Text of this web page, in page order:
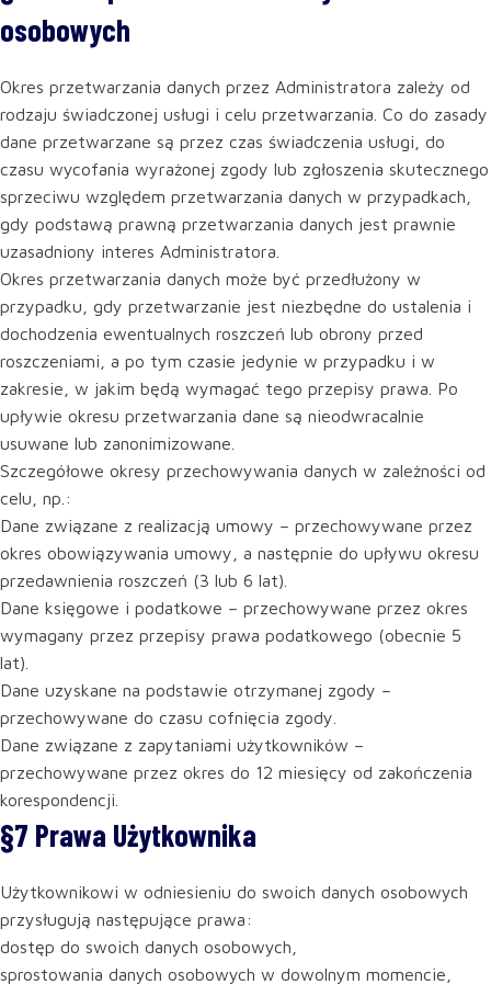
osobowych
Okres przetwarzania danych przez Administratora zależy od
rodzaju świadczonej usługi i celu przetwarzania. Co do zasady
dane przetwarzane są przez czas świadczenia usługi, do
czasu wycofania wyrażonej zgody lub zgłoszenia skutecznego
sprzeciwu względem przetwarzania danych w przypadkach,
gdy podstawą prawną przetwarzania danych jest prawnie
uzasadniony interes Administratora.
Okres przetwarzania danych może być przedłużony w
przypadku, gdy przetwarzanie jest niezbędne do ustalenia i
dochodzenia ewentualnych roszczeń lub obrony przed
roszczeniami, a po tym czasie jedynie w przypadku i w
zakresie, w jakim będą wymagać tego przepisy prawa. Po
upływie okresu przetwarzania dane są nieodwracalnie
usuwane lub zanonimizowane.
Szczegółowe okresy przechowywania danych w zależności od
celu, np.:
Dane związane z realizacją umowy – przechowywane przez
okres obowiązywania umowy, a następnie do upływu okresu
przedawnienia roszczeń (3 lub 6 lat).
Dane księgowe i podatkowe – przechowywane przez okres
wymagany przez przepisy prawa podatkowego (obecnie 5
lat).
Dane uzyskane na podstawie otrzymanej zgody –
przechowywane do czasu cofnięcia zgody.
Dane związane z zapytaniami użytkowników –
przechowywane przez okres do 12 miesięcy od zakończenia
korespondencji.
§7 Prawa Użytkownika
Użytkownikowi w odniesieniu do swoich danych osobowych
przysługują następujące prawa:
dostęp do swoich danych osobowych,
sprostowania danych osobowych w dowolnym momencie,